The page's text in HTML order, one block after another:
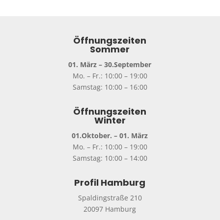
Öffnungszeiten
Sommer
01. März – 30.September
Mo. – Fr.: 10:00 – 19:00
Samstag: 10:00 – 16:00
Öffnungszeiten
Winter
01.Oktober. – 01. März
Mo. – Fr.: 10:00 – 19:00
Samstag: 10:00 – 14:00
Profil Hamburg
Spaldingstraße 210
20097 Hamburg